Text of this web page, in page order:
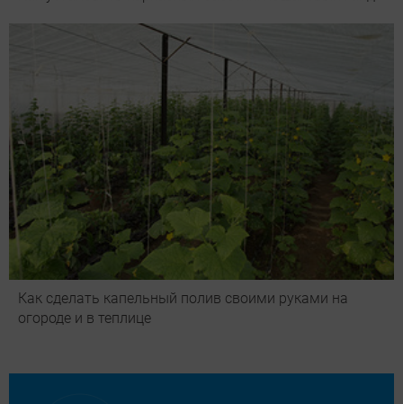
Как сделать капельный полив своими руками на
огороде и в теплице